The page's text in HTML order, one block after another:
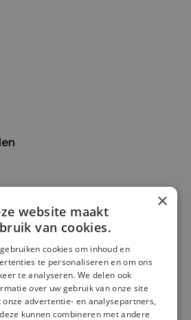
×
website maakt
van cookies.
cookies om inhoud en
te personaliseren en om ons
te analyseren. We delen ook
over uw gebruik van onze site
onze advertentie- en analysepartners,
kunnen combineren met andere